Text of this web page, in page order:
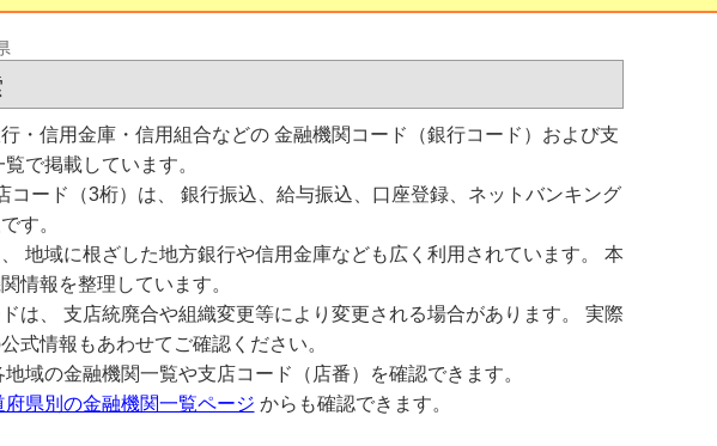
・信用金庫・信用組合などの 金融機関コード（銀行コード）および支
で掲載しています。
コード（3桁）は、 銀行振込、給与振込、口座登録、ネットバンキング
す。
地域に根ざした地方銀行や信用金庫なども広く利用されています。 本
情報を整理しています。
は、 支店統廃合や組織変更等により変更される場合があります。 実際
式情報もあわせてご確認ください。
域の金融機関一覧や支店コード（店番）を確認できます。
府県別の金融機関一覧ページ からも確認できます。